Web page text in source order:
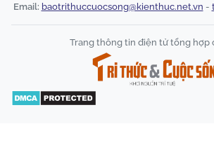
Email: baotrithuccuocsong@kienthuc.net.vn -
Trang thông tin điện tử tổng hợp